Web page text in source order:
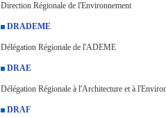
Direction Régionale de l'Environnement
DRADEME
Délégation Régionale de l'ADEME
DRAE
Délégation Régionale à l'Architecture et à
DRAF